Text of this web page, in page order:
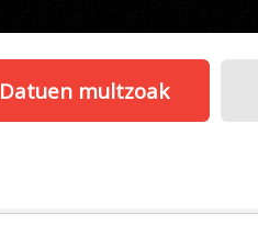
Datuen multzoak